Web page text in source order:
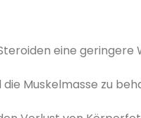
eine geringere
Muskelmasse zu